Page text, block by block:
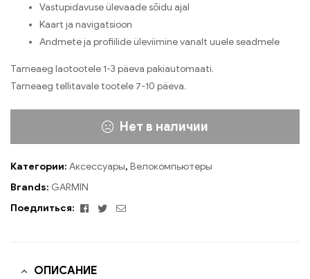
Vastupidavuse ülevaade sõidu ajal
Kaart ja navigatsioon
Andmete ja profiilide üleviimine vanalt uuele seadmele
Tarneaeg laotootele 1-3 päeva pakiautomaati.
Tarneaeg tellitavale tootele 7-10 päeva.
Нет в наличии
Категории: Аксессуары, Велокомпьютеры
Brands: GARMIN
Поедлиться:
Facebook
TwitterEmail
ОПИСАНИЕ